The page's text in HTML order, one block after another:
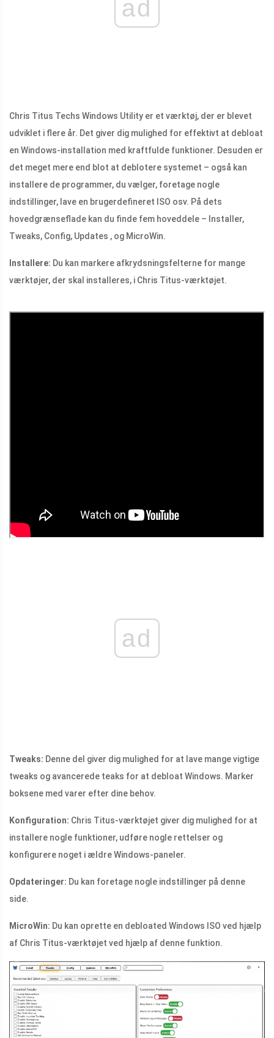
ad
Chris Titus Techs Windows Utility er et værktøj, der er blevet
udviklet i flere år. Det giver dig mulighed for effektivt at debloat
en Windows-installation med kraftfulde funktioner. Desuden er
det meget mere end blot at deblotere systemet – også kan
installere de programmer, du vælger, foretage nogle
indstillinger, lave en brugerdefineret ISO osv. På dets
hovedgrænseflade kan du finde fem hoveddele – Installer,
Tweaks, Config, Updates , og MicroWin.
Installere: Du kan markere afkrydsningsfelterne for mange
værktøjer, der skal installeres, i Chris Titus-værktøjet.
ad
Tweaks: Denne del giver dig mulighed for at lave mange vigtige
tweaks og avancerede teaks for at debloat Windows. Marker
boksene med varer efter dine behov.
Konfiguration: Chris Titus-værktøjet giver dig mulighed for at
installere nogle funktioner, udføre nogle rettelser og
konfigurere noget i ældre Windows-paneler.
Opdateringer: Du kan foretage nogle indstillinger på denne
side.
MicroWin: Du kan oprette en debloated Windows ISO ved hjælp
af Chris Titus-værktøjet ved hjælp af denne funktion.